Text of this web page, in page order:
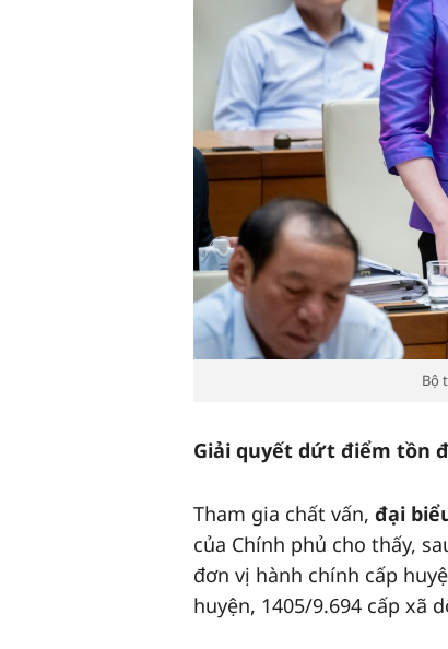
Bộ
Giải quyết dứt điểm tồn
Tham gia chất vấn, đại
của Chính phủ cho thấy,
đơn vị hành chính cấp
huyện, 1405/9.694 cấp xã